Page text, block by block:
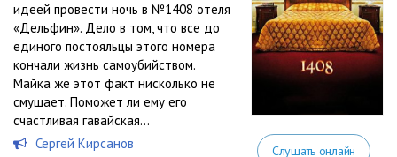
идеей провести ночь в №1408 отеля
«Дельфин». Дело в том, что все до
единого постояльцы этого номера
кончали жизнь самоубийством.
Майка же этот факт нисколько не
смущает. Поможет ли ему его
счастливая гавайская...
Сергей Кирсанов
Слушать онлайн